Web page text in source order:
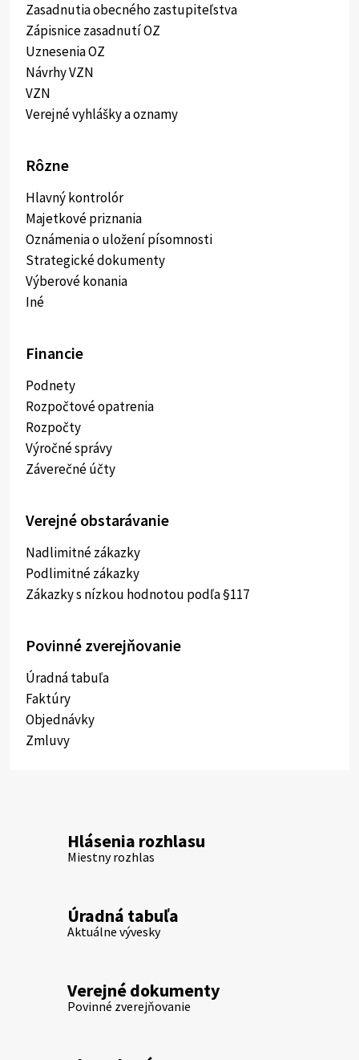
Zasadnutia obecného zastupiteľstva
Zápisnice zasadnutí OZ
Uznesenia OZ
Návrhy VZN
VZN
Verejné vyhlášky a oznamy
Rôzne
Hlavný kontrolór
Majetkové priznania
Oznámenia o uložení písomnosti
Strategické dokumenty
Výberové konania
Iné
Financie
Podnety
Rozpočtové opatrenia
Rozpočty
Výročné správy
Záverečné účty
Verejné obstarávanie
Nadlimitné zákazky
Podlimitné zákazky
Zákazky s nízkou hodnotou podľa §117
Povinné zverejňovanie
Úradná tabuľa
Faktúry
Objednávky
Zmluvy
Hlásenia rozhlasu
Miestny rozhlas
Úradná tabuľa
Aktuálne vývesky
Verejné dokumenty
Povinné zverejňovanie